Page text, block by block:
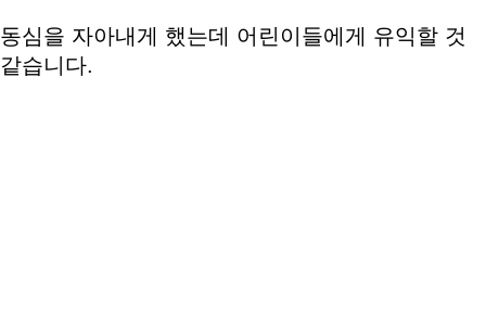
동심을 자아내게 했는데 어린이들에게 유익할 것
같습니다.